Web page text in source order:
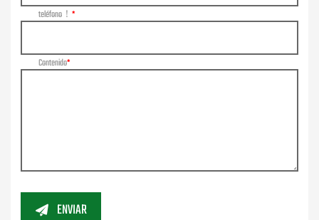
teléfono！
Contenido
ENVIAR